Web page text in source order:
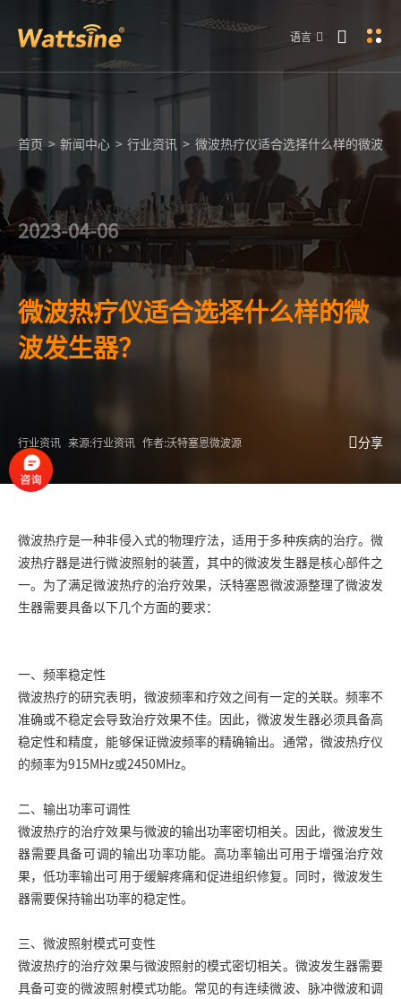
语言
首页 > 新闻中心 > 行业资讯 > 微波热疗仪适合选择什么样的微波发
2023-04-06
微波热疗仪适合选择什么样的微
波发生器？
行业资讯 来源:行业资讯 作者:沃特塞恩微波源 分享
微波热疗是一种非侵入式的物理疗法，适用于多种疾病的治疗。微
波热疗器是进行微波照射的装置，其中的微波发生器是核心部件之
一。为了满足微波热疗的治疗效果，沃特塞恩微波源整理了微波发
生器需要具备以下几个方面的要求：
一、频率稳定性
微波热疗的研究表明，微波频率和疗效之间有一定的关联。频率不
准确或不稳定会导致治疗效果不佳。因此，微波发生器必须具备高
稳定性和精度，能够保证微波频率的精确输出。通常，微波热疗仪
的频率为915MHz或2450MHz。
二、输出功率可调性
微波热疗的治疗效果与微波的输出功率密切相关。因此，微波发生
器需要具备可调的输出功率功能。高功率输出可用于增强治疗效
果，低功率输出可用于缓解疼痛和促进组织修复。同时，微波发生
器需要保持输出功率的稳定性。
三、微波照射模式可变性
微波热疗的治疗效果与微波照射的模式密切相关。微波发生器需要
具备可变的微波照射模式功能。常见的有连续微波、脉冲微波和调